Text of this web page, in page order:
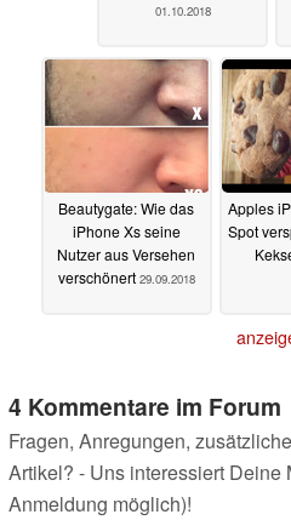
01.10.2018
Beautygate: Wie das
iPhone Xs seine
Nutzer aus Versehen
verschönert 29.09.2018
Apples
Spot
4 Kommentare im Forum
Fragen, Anregungen,
Artikel? - Uns interessiert Deine
Anmeldung möglich)!